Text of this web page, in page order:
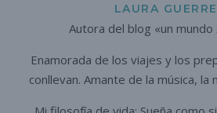
LAURA
Autora del blog «un
Enamorada de los viajes y los
conllevan. Amante de la música, la